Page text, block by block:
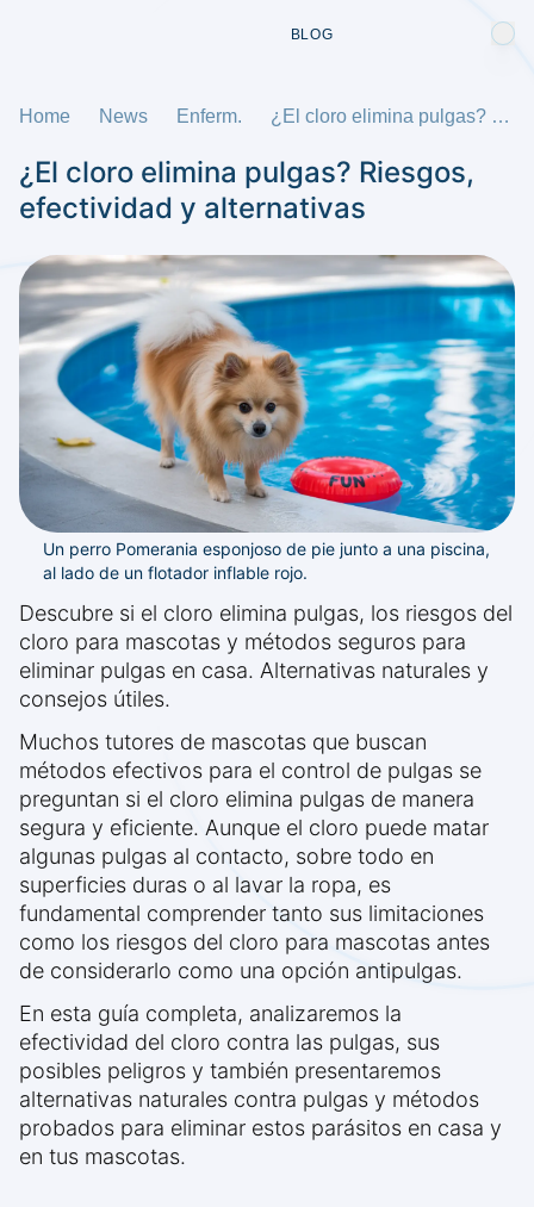
BLOG
Home News Enferm. ¿El cloro elimina pulgas? Riesgos, efectividad y alternativas
¿El cloro elimina pulgas? Riesgos,
efectividad y alternativas
Un perro Pomerania esponjoso de pie junto a una piscina,
al lado de un flotador inflable rojo.
Descubre si el cloro elimina pulgas, los riesgos del
cloro para mascotas y métodos seguros para
eliminar pulgas en casa. Alternativas naturales y
consejos útiles.
Muchos tutores de mascotas que buscan
métodos efectivos para el control de pulgas se
preguntan si el cloro elimina pulgas de manera
segura y eficiente. Aunque el cloro puede matar
algunas pulgas al contacto, sobre todo en
superficies duras o al lavar la ropa, es
fundamental comprender tanto sus limitaciones
como los riesgos del cloro para mascotas antes
de considerarlo como una opción antipulgas.
En esta guía completa, analizaremos la
efectividad del cloro contra las pulgas, sus
posibles peligros y también presentaremos
alternativas naturales contra pulgas y métodos
probados para eliminar estos parásitos en casa y
en tus mascotas.